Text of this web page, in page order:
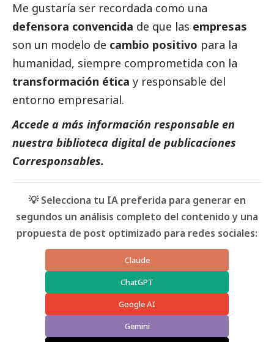
Me gustaría ser recordada como una
defensora convencida de que las empresas
son un modelo de cambio positivo para la
humanidad, siempre comprometida con la
transformación ética y responsable del
entorno empresarial.
Accede a más información responsable en
nuestra biblioteca digital de publicaciones
Corresponsables.
💡 Selecciona tu IA preferida para generar en
segundos un análisis completo del contenido y una
propuesta de post optimizado para redes sociales:
Claude
ChatGPT
Google AI
Gemini